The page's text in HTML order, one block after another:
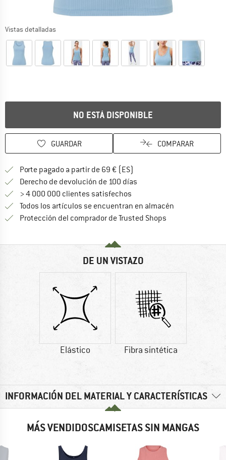
Vistas detalladas
NO ESTÁ DISPONIBLE
GUARDAR COMPARAR
Porte pagado a partir de 69 € (ES)
Derecho de devolución de 100 días
> 4 000 000 clientes satisfechos
Todos los artículos se encuentran en almacén
Protección del comprador de Trusted Shops
DE UN VISTAZO
Elástico Fibra sintética
INFORMACIÓN DEL MATERIAL Y CARACTERÍSTICAS
MÁS VENDIDOSCAMISETAS SIN MANGAS